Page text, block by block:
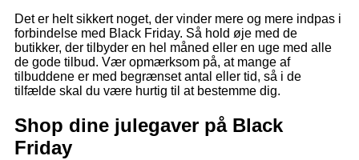
Det er helt sikkert noget, der vinder mere og mere indpas i
forbindelse med Black Friday. Så hold øje med de
butikker, der tilbyder en hel måned eller en uge med alle
de gode tilbud. Vær opmærksom på, at mange af
tilbuddene er med begrænset antal eller tid, så i de
tilfælde skal du være hurtig til at bestemme dig.
Shop dine julegaver på Black
Friday